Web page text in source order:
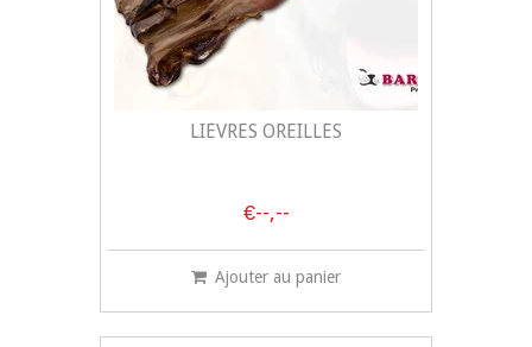
LIÈVRES OREILLES
€--,--
Ajouter au panier